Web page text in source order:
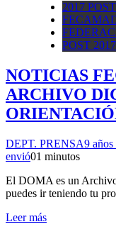
2017
POST 2017
NOTICIAS
ARCHIVO
DEPT. PRENSA9 años
envió01 minutos
El DOMA es un
puedes ir teniendo tu
Leer más